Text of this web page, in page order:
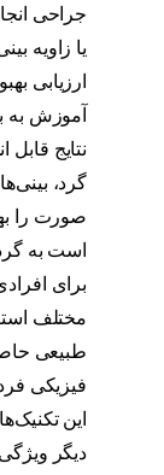
جراحی
یا زاویه
ارزیابی
آموزش به
نتایج
گرد،
صورت را
است به
برای
مختلف
طبیعی
فیزیکی
این
دیگر